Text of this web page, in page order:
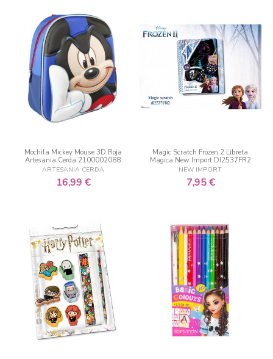
Mochila Mickey Mouse 3D Roja
Artesania Cerda 2100002088
ARTESANIA CERDA
16,99 €
Magic Scratch Frozen 2 Libreta
Magica New Import DI2537FR2
NEW IMPORT
7,95 €